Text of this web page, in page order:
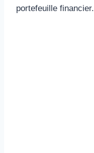
portefeuille financier.